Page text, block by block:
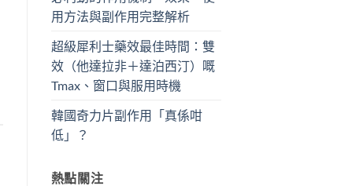
用方法與副作用完整解析
超級犀利士藥效最佳時間：雙
效（他達拉非＋達泊西汀）嘅
Tmax、窗口與服用時機
韓國奇力片副作用「真係咁
低」？
熱點關注